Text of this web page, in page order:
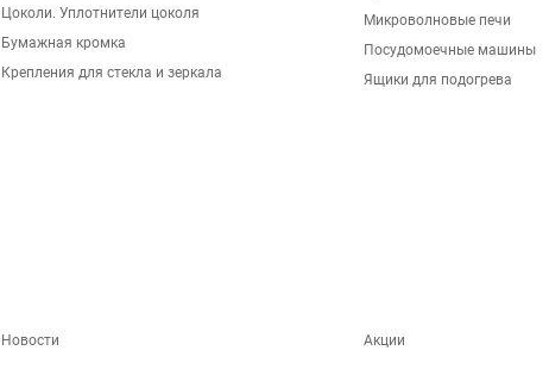
Цоколи. Уплотнители цоколя
Бумажная кромка
Крепления для стекла и зеркала
Микроволновые печи
Посудомоечные машины
Ящики для подогрева
Новости Акции